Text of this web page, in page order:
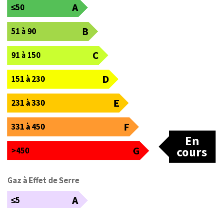
En
cours
≤50
A
51 à 90 B
91 à 150 C
151 à 230 D
231 à 330 E
331 à 450 F
>450 G
Gaz à Effet de Serre
≤5
A